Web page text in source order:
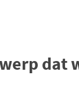
dat